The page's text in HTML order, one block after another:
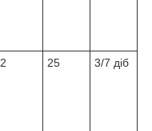
2 25 3/7 діб